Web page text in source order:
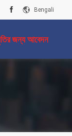
Bengali
জন্য আবেদন